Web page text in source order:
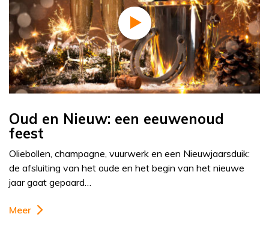
Oud en Nieuw: een eeuwenoud
feest
Oliebollen, champagne, vuurwerk en een Nieuwjaarsduik:
de afsluiting van het oude en het begin van het nieuwe
jaar gaat gepaard…
Meer